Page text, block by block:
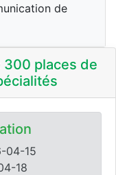
de
300 places de
04-15
18